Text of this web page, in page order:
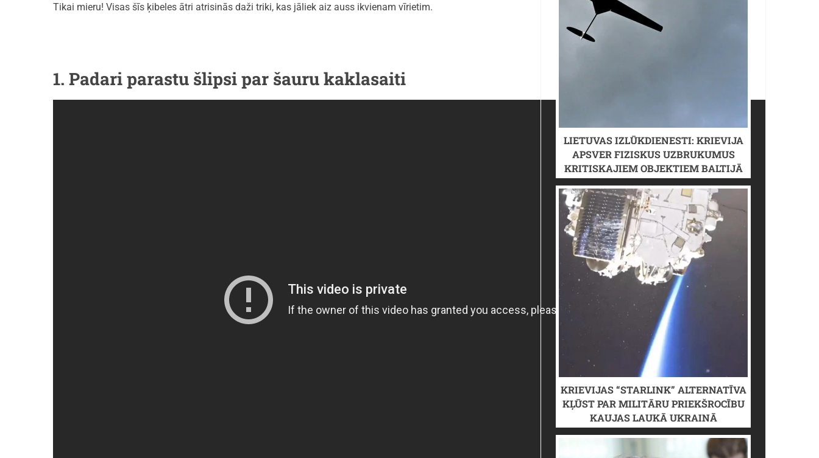
Tikai mieru! Visas šīs ķibeles ātri atrisinās daži triki, kas jāliek aiz auss ikvienam vīrietim.
1. Padari parastu šlipsi par šauru kaklasaiti
LIETUVAS IZLŪKDIENESTI: KRIEVIJA
APSVER FIZISKUS UZBRUKUMUS
KRITISKAJIEM OBJEKTIEM BALTIJĀ
KRIEVIJAS “STARLINK” ALTERNATĪVA
KĻŪST PAR MILITĀRU PRIEKŠROCĪBU
KAUJAS LAUKĀ UKRAINĀ